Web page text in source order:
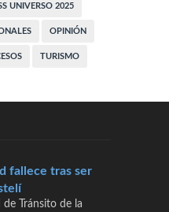
UNIVERSO 2025
OPINIÓN
TURISMO
fallece tras ser
de Tránsito de la